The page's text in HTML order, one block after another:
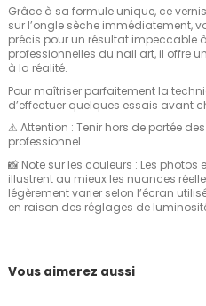
Grâce à sa formule unique, ce
sur l’ongle sèche immédiatement,
précis pour un résultat impeccable
professionnelles du nail art, il offre
à la réalité.
Pour maîtriser parfaitement la
d’effectuer quelques essais avant
⚠ Attention : Tenir hors de portée
professionnel.
📸 Note sur les couleurs : Les
illustrent au mieux les nuances
légèrement varier selon l’écran
en raison des réglages de
Vous aimerez aussi